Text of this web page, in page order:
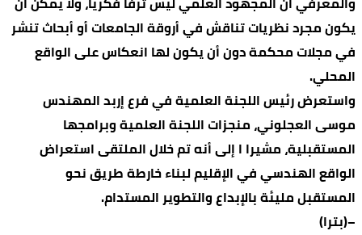
يكون مجرد نظريات تناقش في أروقة الجامعات أو أبحاث تنشر
في مجلات محكمة دون أن يكون لها انعكاس على الواقع
المحلي.
واستعرض رئيس اللجنة العلمية في فرع إربد المهندس
موسى العجلوني، منجزات اللجنة العلمية وبرامجها
المستقبلية، مشيرا ا إلى أنه تم خلال الملتقى استعراض
الواقع الهندسي في الإقليم لبناء خارطة طريق نحو
المستقبل مليئة بالإبداع والتطوير المستدام.
–(بترا)